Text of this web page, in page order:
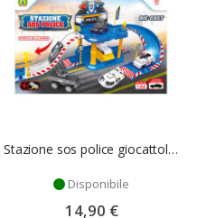
Stazione sos police giocattolo - Mazzeo Giocattoli
Disponibile
14,90 €